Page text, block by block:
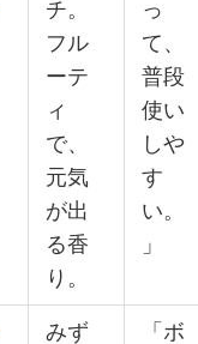
チ。
フル
ーテ
ィ
で、
元気
が出
る香
り。
っ
て、
普段
使い
しや
す
い。
」
みず
「ボ